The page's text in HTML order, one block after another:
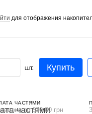
для отображения
шт. Купить
ЧАСТЯМИ
по 570.00 грн